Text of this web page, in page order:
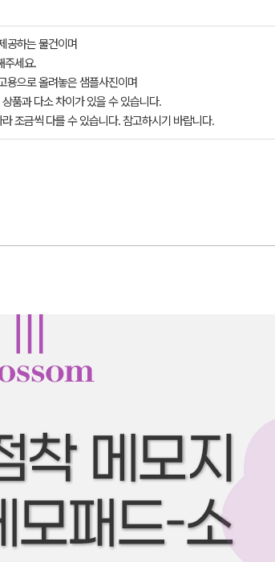
공하는 물건이며
주세요.
용으로 올려놓은 샘플사진이며
품과 다소 차이가 있을 수 있습니다.
조금씩 다를 수 있습니다. 참고하시기 바랍니다.